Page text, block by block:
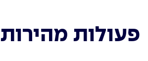
פעולות מהירות